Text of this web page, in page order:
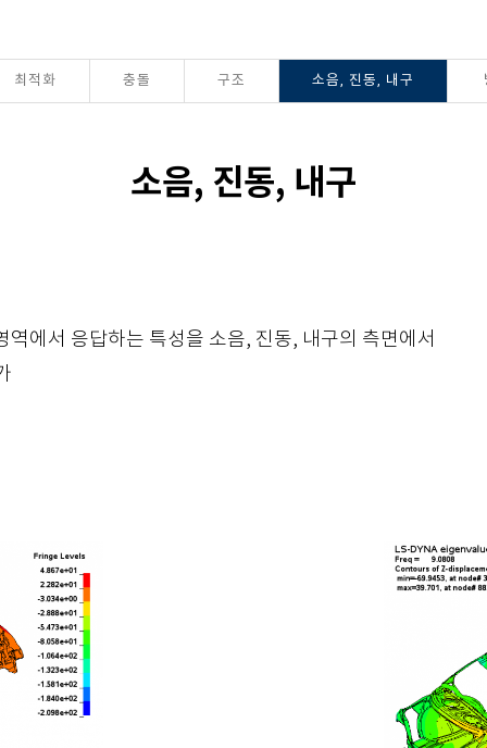
최적화 충돌 구조 소음, 진동, 내구
소음, 진동, 내구
에서 응답하는 특성을 소음, 진동, 내구의 측면에서